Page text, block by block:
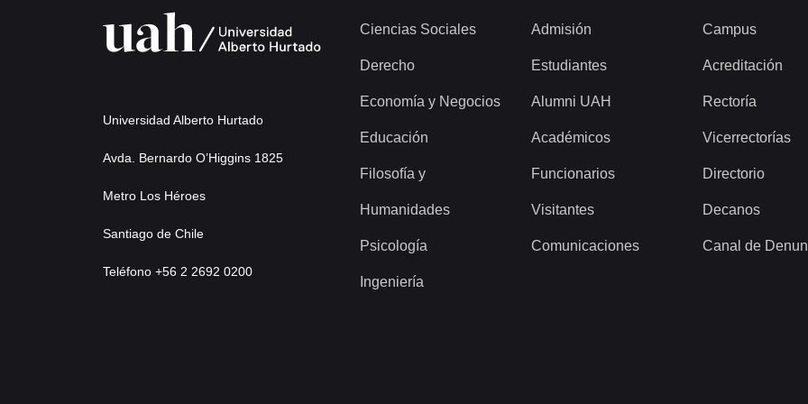
Universidad Alberto Hurtado
Avda. Bernardo O’Higgins 1825
Metro Los Héroes
Santiago de Chile
Teléfono +56 2 2692 0200
Ciencias Sociales
Derecho
Economía y Negocios
Educación
Filosofía y
Humanidades
Psicología
Ingeniería
Admisión
Estudiantes
Alumni UAH
Académicos
Funcionarios
Visitantes
Comunicaciones
Campus
Acreditación
Rectoría
Vicerrectorías
Directorio
Decanos
Canal de